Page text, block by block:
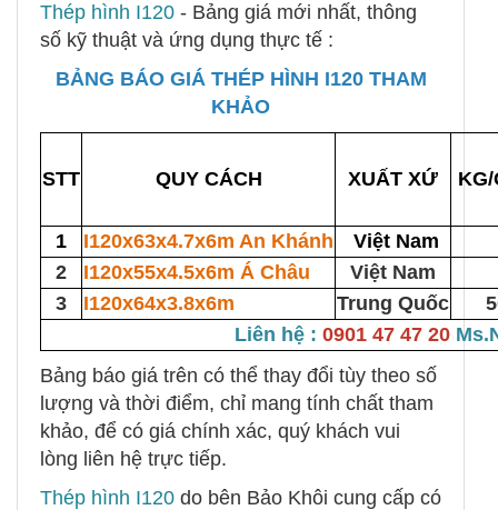
Thép hình I120 - Bảng giá mới nhất, thông
số kỹ thuật và ứng dụng thực tế :
BẢNG BÁO GIÁ THÉP HÌNH I120 THAM
KHẢO
STT QUY CÁCH XUẤT XỨ
1 I120x63x4.7x6m An Khánh
Việt Nam
2
I120x55x4.5x6m Á Châu
Việt Nam
3
I120x64x3.8x6m Trung Quốc
Liên hệ : 0901 47 47 20
Bảng báo giá trên có thể thay đổi tùy theo số
lượng và thời điểm, chỉ mang tính chất tham
khảo, để có giá chính xác, quý khách vui
lòng liên hệ trực tiếp.
Thép hình I120 do bên Bảo Khôi cung cấp có